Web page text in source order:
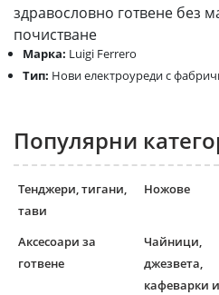
здравословно готвене без
почистване
Марка: Luigi Ferrero
Тип: Нови електроуреди с
Популярни
Тенджери, тигани,
тави
Ножове
Аксесоари за
готвене
Чайници,
джезвета,
кафеварки